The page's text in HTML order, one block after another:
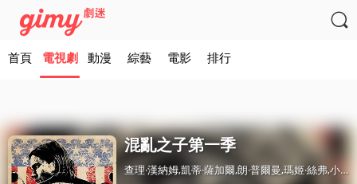

首頁 電視劇 動漫 綜藝 電影 排行
混亂之子第一季
查理·漢納姆,凱蒂·薩加爾,朗·普爾曼,瑪姬·絲弗,小馬尅·佈恩,金·寇玆,湯米·弗拉納根,強尼·萊維斯,埃米裡奧·瑞弗拉,瑞恩·赫斯特,斯普雷吉·格雷登,斯科特·格倫,西奧·羅西